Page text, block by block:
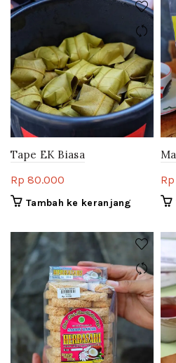
Tape EK Biasa
Rp 80.000
Tambah ke keranjang
Rp